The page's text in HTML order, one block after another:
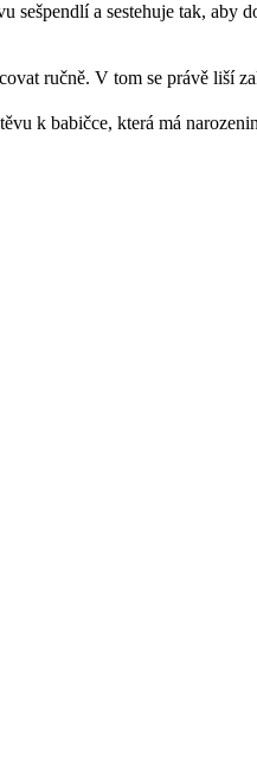
a sestehuje tak, aby
ručně. V tom se právě liší
k babičce, která má